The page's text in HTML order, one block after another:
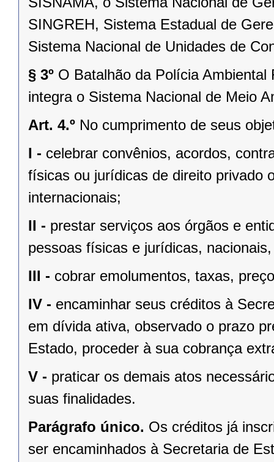
SINGREH, Sistema Estadual de
Sistema Nacional de Unidades de
§ 3º O Batalhão da Polícia
integra o Sistema Nacional de Meio
Art. 4.º No cumprimento de seus
I - celebrar convênios, acordos,
físicas ou jurídicas de direito privado
internacionais;
II - prestar serviços aos órgãos e
pessoas físicas e jurídicas,
III - cobrar emolumentos, taxas,
IV - encaminhar seus créditos à
em dívida ativa, observado o prazo
Estado, proceder à sua cobrança
V - praticar os demais atos
suas finalidades.
Parágrafo único. Os créditos já
ser encaminhados à Secretaria de